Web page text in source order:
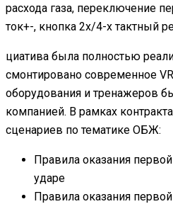
расхода газа, переключение
ток+-, кнопка 2х/4-х тактный
циатива была полностью
смонтировано современное
оборудования и тренажеров
компанией. В рамках
сценариев по тематике ОБЖ:
Правила оказания
ударе
Правила оказания